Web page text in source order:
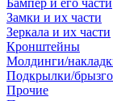
Бампер и его части
Замки и их части
Зеркала и их части
Кронштейны
Молдинги/
Подкрылки/
Прочие